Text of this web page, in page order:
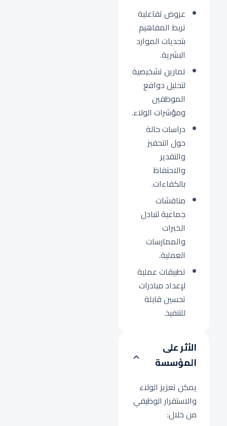
عروض تفاعلية
تربط المفاهيم
بتحديات الموارد
البشرية.
تمارين تشخيصية
لتحليل دوافع
الموظفين
ومؤشرات الولاء.
دراسات حالة
حول التحفيز
والتقدير
والاحتفاظ
بالكفاءات.
مناقشات
جماعية لتبادل
الخبرات
والممارسات
العملية.
تطبيقات عملية
لإعداد مبادرات
تحسين قابلة
للتنفيذ.
الأثر على
المؤسسة
يمكن تعزيز الولاء
والاستقرار الوظيفي
من خلال: